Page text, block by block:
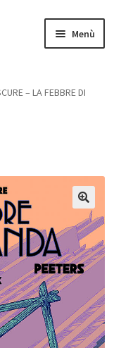
Menù
– LA FEBBRE DI